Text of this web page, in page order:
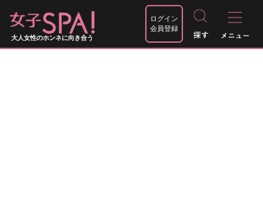
大人女性のホンネに向き合う
ログイン
会員登録